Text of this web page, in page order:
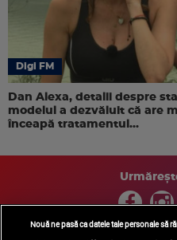
Digi FM
Dan Alexa, detalii despre
modelul a dezvăluit că are
înceapă tratamentul...
Nouă ne pasă ca datele tale personale să